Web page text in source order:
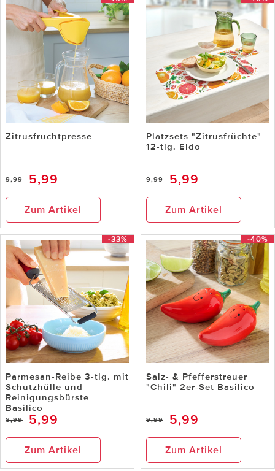
Zitrusfruchtpresse
9,99 5,99
Zum Artikel
Platzsets "Zitrusfrüchte"
12-tlg. Eldo
9,99 5,99
Zum Artikel
-33%
Parmesan-Reibe 3-tlg. mit
Schutzhülle und
Reinigungsbürste
Basilico
8,99 5,99
Zum Artikel
-40%
Salz- & Pfefferstreuer
"Chili" 2er-Set Basilico
9,99 5,99
Zum Artikel